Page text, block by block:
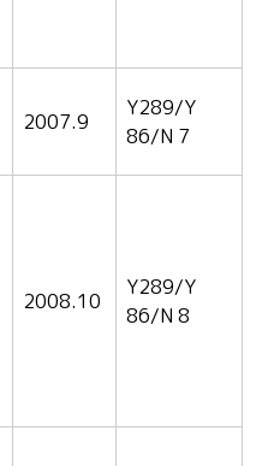
2007.9
Y289/Y
86/N 7
2008.10
Y289/Y
86/N 8